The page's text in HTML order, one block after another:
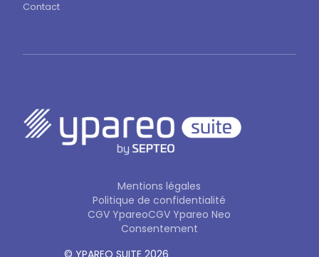
Contact
© YPAREO SUITE 2026
Mentions légales
Politique de confidentialité
CGV YpareoCGV Ypareo Neo
Consentement